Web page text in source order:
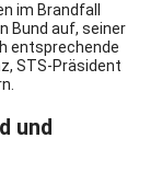
im Brandfall
Bund auf, seiner
entsprechende
STS-Präsident
und